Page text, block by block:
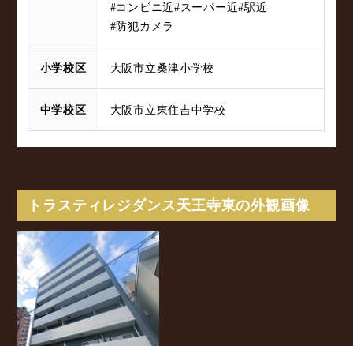
#コンビニ近#スーパー近#駅近
#防犯カメラ
小学校区 大阪市立桑津小学校
中学校区 大阪市立東住吉中学校
トラスティレジダンス天王寺東の外観画像